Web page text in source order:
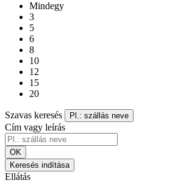
Mindegy
3
5
6
8
10
12
15
20
Szavas keresés Pl.: szállás neve
Cím vagy leírás
OK
Keresés indítása
Ellátás